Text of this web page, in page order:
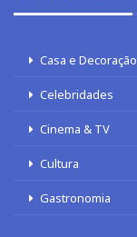
Casa e Decoração
Celebridades
Cinema & TV
Cultura
Gastronomia